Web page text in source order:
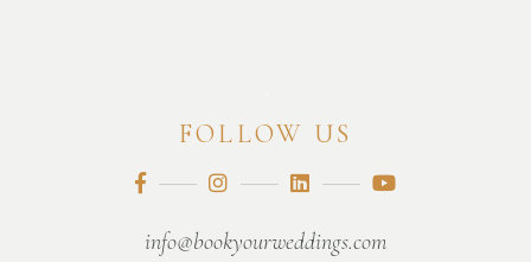
FOLLOW US
info@bookyourweddings.com